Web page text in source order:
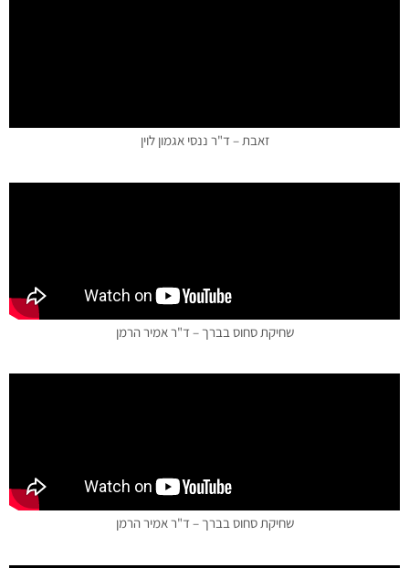
זאבת – ד"ר ננסי אגמון לוין
שחיקת סחוס בברך – ד"ר אמיר הרמן
שחיקת סחוס בברך – ד"ר אמיר הרמן